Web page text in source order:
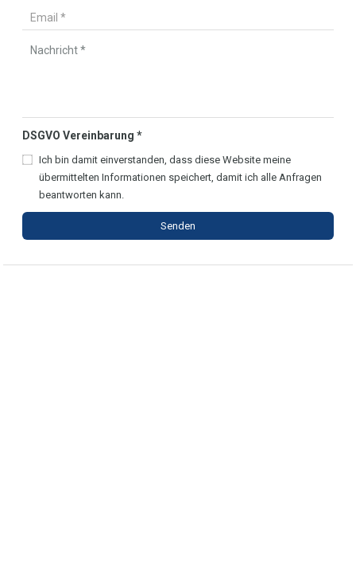
DSGVO Vereinbarung *
Ich bin damit einverstanden, dass diese Website meine
übermittelten Informationen speichert, damit ich alle Anfragen
beantworten kann.
Senden